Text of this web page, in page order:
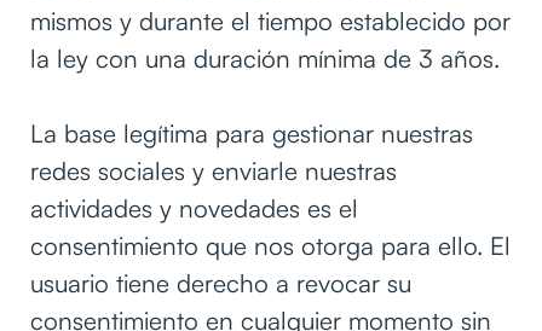
mismos y durante el tiempo establecido por
la ley con una duración mínima de 3 años.
La base legítima para gestionar nuestras
redes sociales y enviarle nuestras
actividades y novedades es el
consentimiento que nos otorga para ello. El
usuario tiene derecho a revocar su
consentimiento en cualquier momento sin